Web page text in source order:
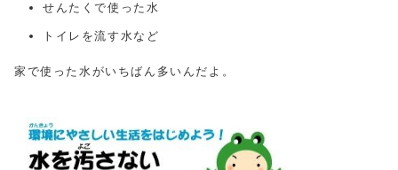
せんたくで使った水
トイレを流す水など
家で使った水がいちばん多いんだよ。